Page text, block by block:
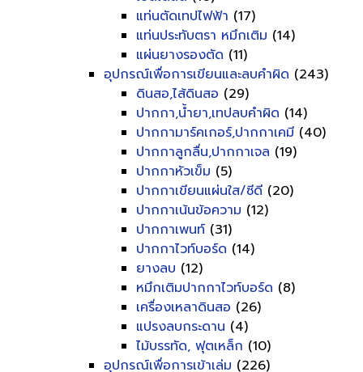
แท่นตัดเทปไฟฟ้า (17)
แท่นประทับตรา หมึกเติม (14)
แผ่นยางรองตัด (11)
อุปกรณ์เพื่อการเขียนและลบคำผิด (243)
ดินสอ,ไส้ดินสอ (29)
ปากกา,น้ำยา,เทปลบคำผิด (14)
ปากกามาร์คเกอร์,ปากกาเคมี (40)
ปากกาลูกลื่น,ปากกาเจล (19)
ปากกาหัวเข็ม (5)
ปากกาเขียนแผ่นใส/ซีดี (20)
ปากกาเน้นข้อความ (12)
ปากกาเพนท์ (31)
ปากกาไวท์บอร์ด (14)
ยางลบ (12)
หมึกเติมปากกาไวท์บอร์ด (8)
เครื่องเหลาดินสอ (26)
แปรงลบกระดาน (4)
ไม้บรรทัด, ฟุตเหล็ก (10)
อุปกรณ์เพื่อการเข้าเล่ม (226)